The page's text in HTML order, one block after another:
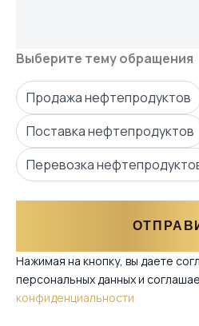
Выберите тему обращения
Продажа нефтепродуктов
Поставка нефтепродуктов
Перевозка
Нажимая на кнопку, вы даете
персональных данных и
конфиденциальности